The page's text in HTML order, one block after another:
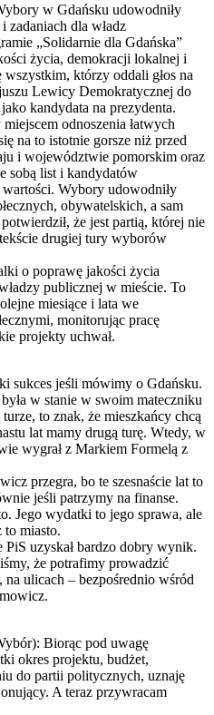
w Gdańsku udowodniły
zadaniach dla władz
„Solidarnie dla Gdańska”
życia, demokracji lokalnej i
którzy oddali głos na
Lewicy Demokratycznej do
kandydata na prezydenta.
odnoszenia łatwych
na to istotnie gorsze niż przed
i województwie pomorskim oraz
sobą list i kandydatów
Wybory udowodniły
obywatelskich, a sam
że jest partią, której nie
drugiej tury wyborów
o poprawę jakości życia
publicznej w mieście. To
miesiące i lata we
monitorując pracę
projekty uchwał.
sukces jeśli mówimy o Gdańsku.
w stanie w swoim mateczniku
to znak, że mieszkańcy chcą
lat mamy drugą turę. Wtedy, w
wygrał z Markiem Formelą z
przegra, bo te szesnaście lat to
jeśli patrzymy na finanse.
Jego wydatki to jego sprawa, ale
to miasto.
uzyskał bardzo dobry wynik.
że potrafimy prowadzić
ulicach – bezpośrednio wśród
Biorąc pod uwagę
okres projektu, budżet,
do partii politycznych, uznaję
A teraz przywracam